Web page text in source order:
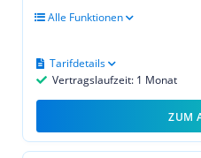
Alle Funktionen
Vertragslaufzeit: 1 Monat
Tarifdetails
ZUM